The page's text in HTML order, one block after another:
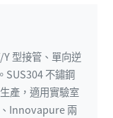
型接管、單向逆
SUS304 不鏽鋼
產，適用實驗室
Innovapure 兩